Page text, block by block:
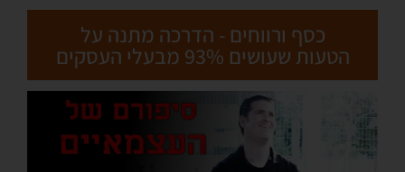
כסף ורווחים - הדרכה מתנה על
הטעות שעושים 93% מבעלי העסקים